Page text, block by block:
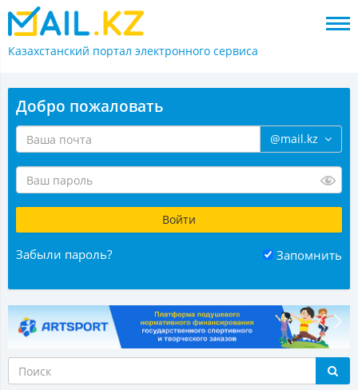
Казахстанский портал электронного сервиса
Добро пожаловать
@mail.kz
Забыли пароль? Запомнить